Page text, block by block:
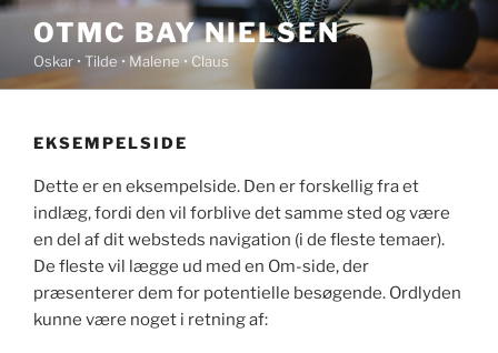
Videre
indhold
OTMC BAY NIELSEN
Oskar • Tilde • Malene • Claus
EKSEMPELSIDE
Dette er en eksempelside. Den er forskellig fra et
indlæg, fordi den vil forblive det samme sted og være
en del af dit websteds navigation (i de fleste temaer).
De fleste vil lægge ud med en Om-side, der
præsenterer dem for potentielle besøgende. Ordlyden
kunne være noget i retning af: